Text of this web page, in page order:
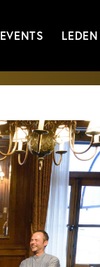
EVENTS LEDEN